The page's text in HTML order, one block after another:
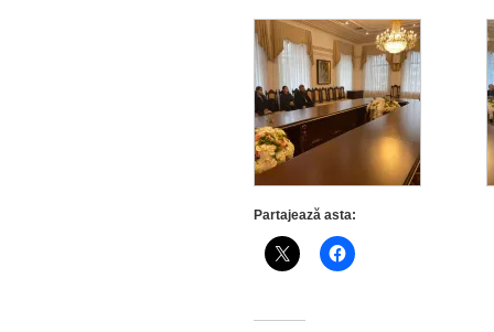
Partajează asta: